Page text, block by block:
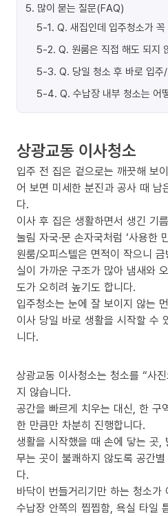
5. 많이 묻는 질문(FAQ)
5-1. Q. 새집인데 입주청소가
5-2. Q. 원룸은 직접 해도 되지
5-3. Q. 당일 청소 후 바로 입주
5-4. Q. 수납장 내부 청소는 어
상광교동 이사청소
입주 전 집은 겉으로는 깨끗해 보
어 보면 미세한 분진과 공사 때 남
다.
이사 후 집은 생활하면서 생긴 기
눌림 자국·문 손자국처럼 ‘사용한
원룸/오피스텔은 면적이 작으니
실이 가까운 구조가 많아 냄새와
도가 오히려 높기도 합니다.
입주청소는 눈에 잘 보이지 않는
이사 당일 바로 생활을 시작할 수
니다.
상광교동 이사청소는 청소를 “사
지 않습니다.
공간을 빠르게 치우는 대신, 한 구
한 만큼만 차분히 진행합니다.
생활을 시작했을 때 손에 닿는 곳,
무는 곳이 불쾌하지 않도록 공간
다.
바닥이 번들거리기만 하는 청소
수납장 안쪽의 찝찝함, 욕실 타일